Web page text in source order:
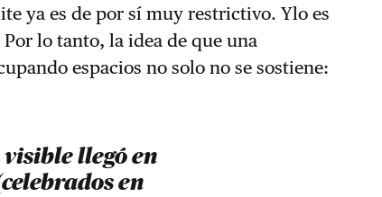
ya es de por sí muy restrictivo. Ylo es
lo tanto, la idea de que una
espacios no solo no se sostiene:
llegó en
en